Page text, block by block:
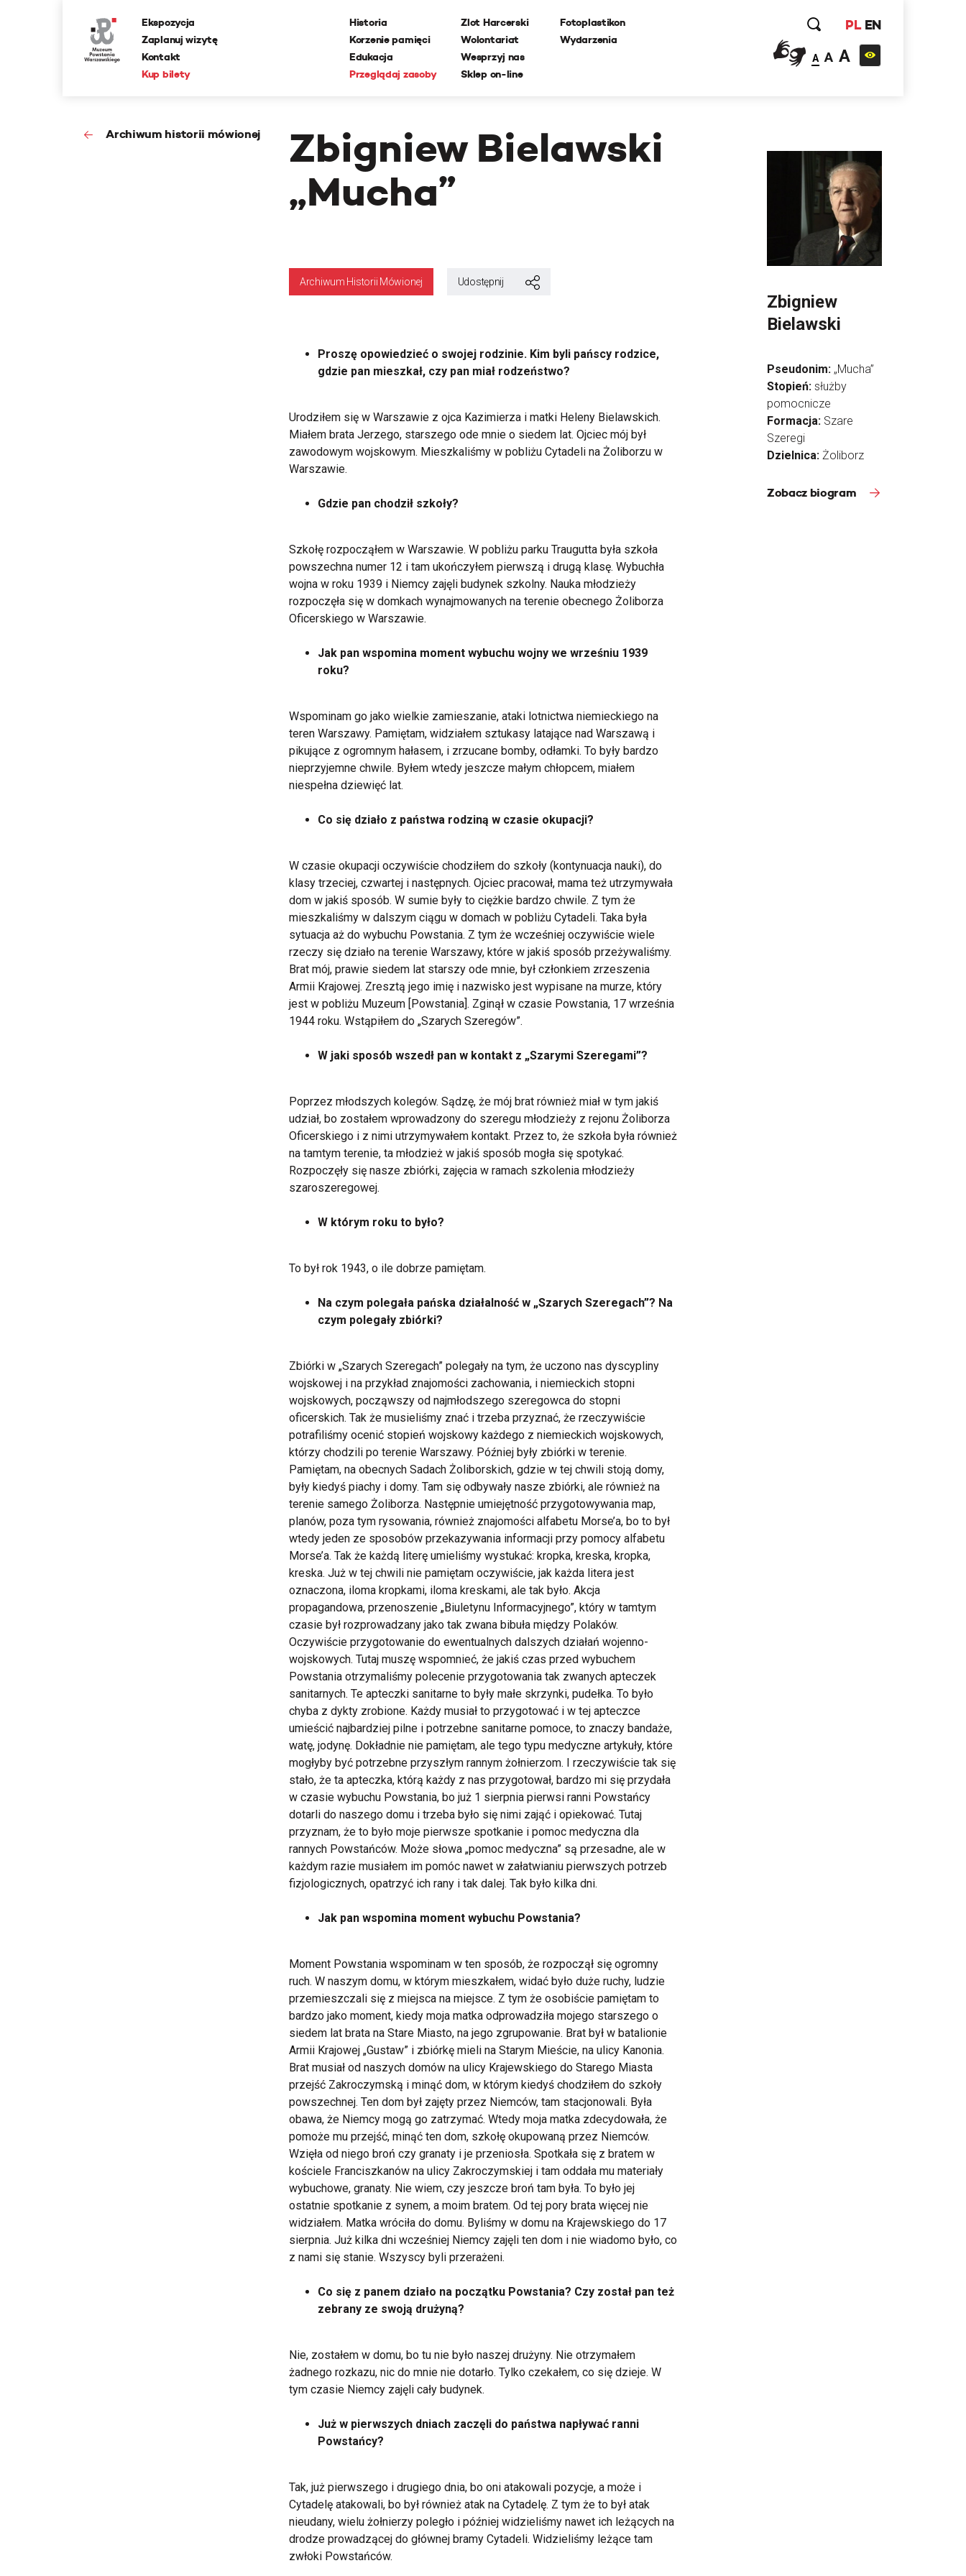
Ekspozycja
Zaplanuj wizytę
Kontakt
Kup bilety
Historia
Korzenie pamięci
Edukacja
Przeglądaj zasoby
Zlot Harcerski
Wolontariat
Wesprzyj nas
Sklep on-line
Fotoplastikon
Wydarzenia
PL EN
A A A
Archiwum historii mówionej
Zbigniew Bielawski
„Mucha”
Archiwum Historii Mówionej Udostępnij
Proszę opowiedzieć o swojej rodzinie. Kim byli pańscy rodzice,
gdzie pan mieszkał, czy pan miał rodzeństwo?
Urodziłem się w Warszawie z ojca Kazimierza i matki Heleny Bielawskich.
Miałem brata Jerzego, starszego ode mnie o siedem lat. Ojciec mój był
zawodowym wojskowym. Mieszkaliśmy w pobliżu Cytadeli na Żoliborzu w
Warszawie.
Gdzie pan chodził szkoły?
Szkołę rozpocząłem w Warszawie. W pobliżu parku Traugutta była szkoła
powszechna numer 12 i tam ukończyłem pierwszą i drugą klasę. Wybuchła
wojna w roku 1939 i Niemcy zajęli budynek szkolny. Nauka młodzieży
rozpoczęła się w domkach wynajmowanych na terenie obecnego Żoliborza
Oficerskiego w Warszawie.
Jak pan wspomina moment wybuchu wojny we wrześniu 1939
roku?
Wspominam go jako wielkie zamieszanie, ataki lotnictwa niemieckiego na
teren Warszawy. Pamiętam, widziałem sztukasy latające nad Warszawą i
pikujące z ogromnym hałasem, i zrzucane bomby, odłamki. To były bardzo
nieprzyjemne chwile. Byłem wtedy jeszcze małym chłopcem, miałem
niespełna dziewięć lat.
Co się działo z państwa rodziną w czasie okupacji?
W czasie okupacji oczywiście chodziłem do szkoły (kontynuacja nauki), do
klasy trzeciej, czwartej i następnych. Ojciec pracował, mama też utrzymywała
dom w jakiś sposób. W sumie były to ciężkie bardzo chwile. Z tym że
mieszkaliśmy w dalszym ciągu w domach w pobliżu Cytadeli. Taka była
sytuacja aż do wybuchu Powstania. Z tym że wcześniej oczywiście wiele
rzeczy się działo na terenie Warszawy, które w jakiś sposób przeżywaliśmy.
Brat mój, prawie siedem lat starszy ode mnie, był członkiem zrzeszenia
Armii Krajowej. Zresztą jego imię i nazwisko jest wypisane na murze, który
jest w pobliżu Muzeum [Powstania]. Zginął w czasie Powstania, 17 września
1944 roku. Wstąpiłem do „Szarych Szeregów”.
W jaki sposób wszedł pan w kontakt z „Szarymi Szeregami”?
Poprzez młodszych kolegów. Sądzę, że mój brat również miał w tym jakiś
udział, bo zostałem wprowadzony do szeregu młodzieży z rejonu Żoliborza
Oficerskiego i z nimi utrzymywałem kontakt. Przez to, że szkoła była również
na tamtym terenie, ta młodzież w jakiś sposób mogła się spotykać.
Rozpoczęły się nasze zbiórki, zajęcia w ramach szkolenia młodzieży
szaroszeregowej.
W którym roku to było?
To był rok 1943, o ile dobrze pamiętam.
Na czym polegała pańska działalność w „Szarych Szeregach”? Na
czym polegały zbiórki?
Zbiórki w „Szarych Szeregach” polegały na tym, że uczono nas dyscypliny
wojskowej i na przykład znajomości zachowania, i niemieckich stopni
wojskowych, począwszy od najmłodszego szeregowca do stopni
oficerskich. Tak że musieliśmy znać i trzeba przyznać, że rzeczywiście
potrafiliśmy ocenić stopień wojskowy każdego z niemieckich wojskowych,
którzy chodzili po terenie Warszawy. Później były zbiórki w terenie.
Pamiętam, na obecnych Sadach Żoliborskich, gdzie w tej chwili stoją domy,
były kiedyś piachy i domy. Tam się odbywały nasze zbiórki, ale również na
terenie samego Żoliborza. Następnie umiejętność przygotowywania map,
planów, poza tym rysowania, również znajomości alfabetu Morse’a, bo to był
wtedy jeden ze sposobów przekazywania informacji przy pomocy alfabetu
Morse’a. Tak że każdą literę umieliśmy wystukać: kropka, kreska, kropka,
kreska. Już w tej chwili nie pamiętam oczywiście, jak każda litera jest
oznaczona, iloma kropkami, iloma kreskami, ale tak było. Akcja
propagandowa, przenoszenie „Biuletynu Informacyjnego”, który w tamtym
czasie był rozprowadzany jako tak zwana bibuła między Polaków.
Oczywiście przygotowanie do ewentualnych dalszych działań wojenno-
wojskowych. Tutaj muszę wspomnieć, że jakiś czas przed wybuchem
Powstania otrzymaliśmy polecenie przygotowania tak zwanych apteczek
sanitarnych. Te apteczki sanitarne to były małe skrzynki, pudełka. To było
chyba z dykty zrobione. Każdy musiał to przygotować i w tej apteczce
umieścić najbardziej pilne i potrzebne sanitarne pomoce, to znaczy bandaże,
watę, jodynę. Dokładnie nie pamiętam, ale tego typu medyczne artykuły, które
mogłyby być potrzebne przyszłym rannym żołnierzom. I rzeczywiście tak się
stało, że ta apteczka, którą każdy z nas przygotował, bardzo mi się przydała
w czasie wybuchu Powstania, bo już 1 sierpnia pierwsi ranni Powstańcy
dotarli do naszego domu i trzeba było się nimi zająć i opiekować. Tutaj
przyznam, że to było moje pierwsze spotkanie i pomoc medyczna dla
rannych Powstańców. Może słowa „pomoc medyczna” są przesadne, ale w
każdym razie musiałem im pomóc nawet w załatwianiu pierwszych potrzeb
fizjologicznych, opatrzyć ich rany i tak dalej. Tak było kilka dni.
Jak pan wspomina moment wybuchu Powstania?
Moment Powstania wspominam w ten sposób, że rozpoczął się ogromny
ruch. W naszym domu, w którym mieszkałem, widać było duże ruchy, ludzie
przemieszczali się z miejsca na miejsce. Z tym że osobiście pamiętam to
bardzo jako moment, kiedy moja matka odprowadziła mojego starszego o
siedem lat brata na Stare Miasto, na jego zgrupowanie. Brat był w batalionie
Armii Krajowej „Gustaw” i zbiórkę mieli na Starym Mieście, na ulicy Kanonia.
Brat musiał od naszych domów na ulicy Krajewskiego do Starego Miasta
przejść Zakroczymską i minąć dom, w którym kiedyś chodziłem do szkoły
powszechnej. Ten dom był zajęty przez Niemców, tam stacjonowali. Była
obawa, że Niemcy mogą go zatrzymać. Wtedy moja matka zdecydowała, że
pomoże mu przejść, minąć ten dom, szkołę okupowaną przez Niemców.
Wzięła od niego broń czy granaty i je przeniosła. Spotkała się z bratem w
kościele Franciszkanów na ulicy Zakroczymskiej i tam oddała mu materiały
wybuchowe, granaty. Nie wiem, czy jeszcze broń tam była. To było jej
ostatnie spotkanie z synem, a moim bratem. Od tej pory brata więcej nie
widziałem. Matka wróciła do domu. Byliśmy w domu na Krajewskiego do 17
sierpnia. Już kilka dni wcześniej Niemcy zajęli ten dom i nie wiadomo było, co
z nami się stanie. Wszyscy byli przerażeni.
Co się z panem działo na początku Powstania? Czy został pan też
zebrany ze swoją drużyną?
Nie, zostałem w domu, bo tu nie było naszej drużyny. Nie otrzymałem
żadnego rozkazu, nic do mnie nie dotarło. Tylko czekałem, co się dzieje. W
tym czasie Niemcy zajęli cały budynek.
Już w pierwszych dniach zaczęli do państwa napływać ranni
Powstańcy?
Tak, już pierwszego i drugiego dnia, bo oni atakowali pozycje, a może i
Cytadelę atakowali, bo był również atak na Cytadelę. Z tym że to był atak
nieudany, wielu żołnierzy poległo i później widzieliśmy nawet ich leżących na
drodze prowadzącej do głównej bramy Cytadeli. Widzieliśmy leżące tam
zwłoki Powstańców.
Zbigniew
Bielawski
Pseudonim: „Mucha”
Stopień: służby
pomocnicze
Formacja: Szare
Szeregi
Dzielnica: Żoliborz
Zobacz biogram